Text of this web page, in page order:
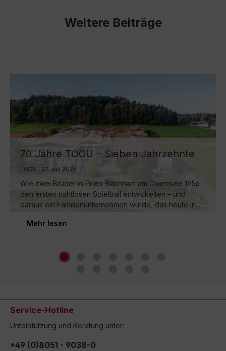
Weitere Beiträge
70 Jahre TOGU – Sieben Jahrzehnte
Ball-Manufaktur am Chiemsee
TOGU | 27. Juli 2026
Wie zwei Brüder in Prien-Bachham am Chiemsee 1956
den ersten nahtlosen Spielball entwickelten – und
daraus ein Familienunternehmen wurde, das heute in...
Mehr lesen
Service-Hotline
Unterstützung und Beratung unter:
+49 (0)8051 - 9038-0